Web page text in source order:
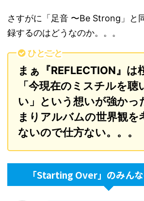
さすがに「足音 〜Be Strong」と
録するのはどうなのか。。。
ひとこと
まぁ『REFLECTION』は
「今現在のミスチルを聴
い」という想いが強かっ
まりアルバムの世界観を
ないので仕方ない。。。
「Starting Over」のみん